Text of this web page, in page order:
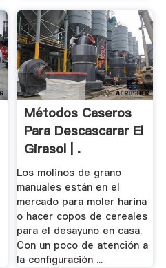
Métodos Caseros
Para Descascarar El
Girasol | .
Los molinos de grano
manuales están en el
mercado para moler harina
o hacer copos de cereales
para el desayuno en casa.
Con un poco de atención a
la configuración ...